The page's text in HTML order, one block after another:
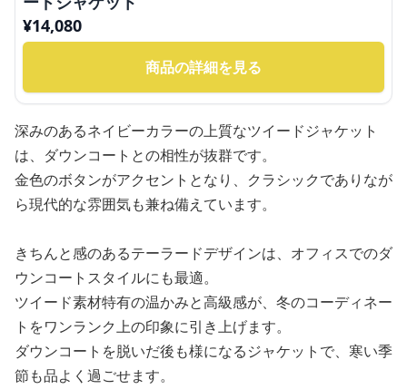
¥14,080
商品の詳細を見る
深みのあるネイビーカラーの上質なツイードジャケット
は、ダウンコートとの相性が抜群です。
金色のボタンがアクセントとなり、クラシックでありなが
ら現代的な雰囲気も兼ね備えています。
きちんと感のあるテーラードデザインは、オフィスでのダ
ウンコートスタイルにも最適。
ツイード素材特有の温かみと高級感が、冬のコーディネー
トをワンランク上の印象に引き上げます。
ダウンコートを脱いだ後も様になるジャケットで、寒い季
節も品よく過ごせます。